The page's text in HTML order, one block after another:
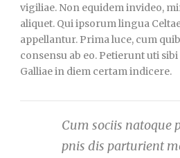
vigiliae. Non equidem invideo,
aliquet. Qui ipsorum lingua
appellantur. Prima luce, cum
consensu ab eo. Petierunt uti
Galliae in diem certam indicere.
Cum sociis natoque
pnis dis parturient